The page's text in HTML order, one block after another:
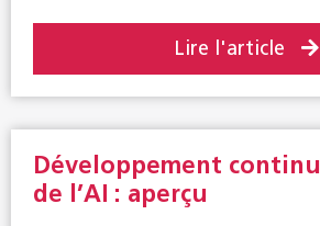
Lire l'article
Développement continu
de l’AI : aperçu